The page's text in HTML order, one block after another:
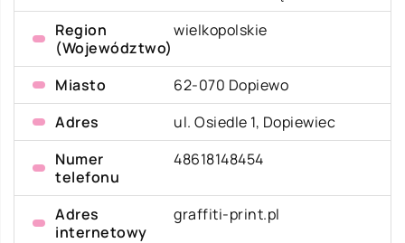
Region
(Województwo)
wielkopolskie
Miasto
62-070 Dopiewo
Adres
ul. Osiedle 1, Dopiewiec
Numer
telefonu
48618148454
Adres
internetowy
graffiti-print.pl